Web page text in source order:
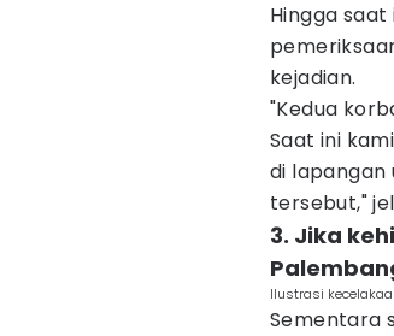
Hingga
kejadian.
"Kedua
Saat ini
di
tersebut,"
3. Jika
Ilustrasi
Sementara